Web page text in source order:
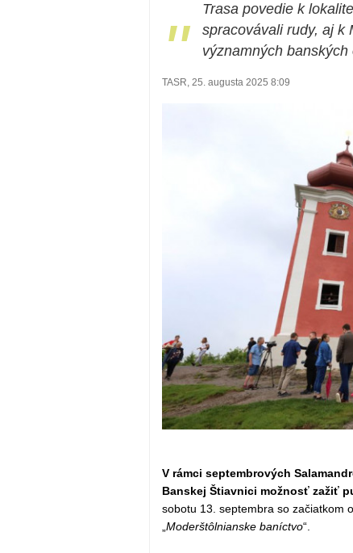
"
Trasa povedie k
spracovávali rudy, aj k
významných
TASR, 25. augusta 2025 8:09
V rámci septembrových
Banskej Štiavnici možnosť zažiť
sobotu 13. septembra so začiatkom
Moderštôlnianske baníctvo“.